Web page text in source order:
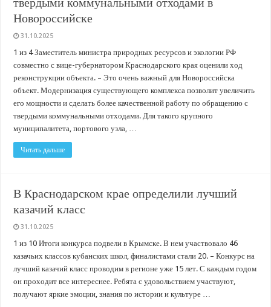
Важные правила обращения в вашу страховую компанию
В городах и районах Кубани отметили День России
Стартовал прием заявок на 20-й юбилейный молодежный форум «Регион 93»
Новороссийске
31.10.2025
1 из 4 Заместитель министра природных ресурсов и экологии РФ
совместно с вице-губернатором Краснодарского края оценили ход
реконструкции объекта. – Это очень важный для Новороссийска
объект. Модернизация существующего комплекса позволит увеличить
его мощности и сделать более качественной работу по обращению с
твердыми коммунальными отходами. Для такого крупного
муниципалитета, портового узла, …
Читать дальше
В Краснодарском крае определили лучший
казачий класс
31.10.2025
1 из 10 Итоги конкурса подвели в Крымске. В нем участвовало 46
казачьих классов кубанских школ, финалистами стали 20. – Конкурс на
лучший казачий класс проводим в регионе уже 15 лет. С каждым годом
он проходит все интереснее. Ребята с удовольствием участвуют,
получают яркие эмоции, знания по истории и культуре …